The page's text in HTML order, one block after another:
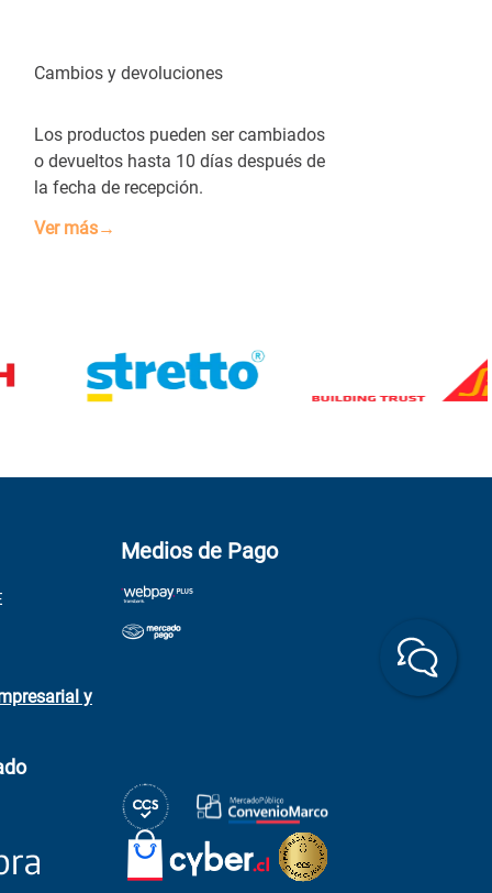
Cambios y devoluciones
Los productos pueden ser cambiados
o devueltos hasta 10 días después de
la fecha de recepción.
Ver más→
y
Medios de Pago